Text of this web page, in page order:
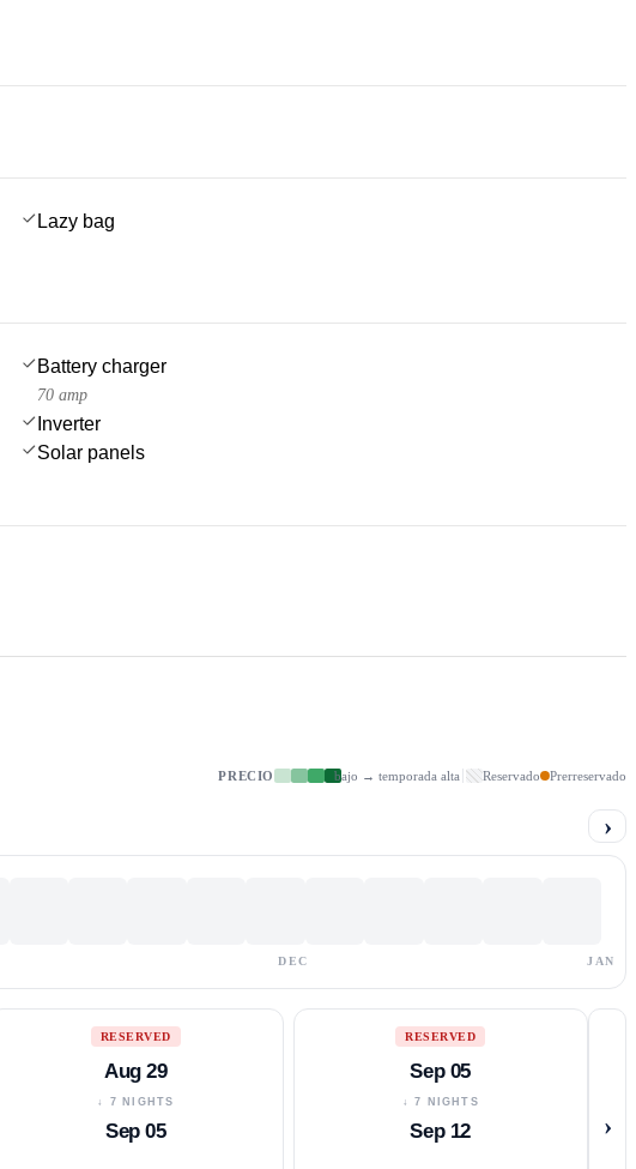
Lazy bag
Battery charger
70 amp
Inverter
Solar panels
PRECIO bajo → temporada alta Reservado Prerreservado
›
DEC JAN
RESERVED
Aug 29
↓ 7 NIGHTS
Sep 05
RESERVED
Sep 05
↓ 7 NIGHTS
Sep 12 ›